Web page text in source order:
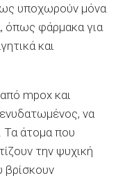
υποχωρούν μόνα
όπως φάρμακα για
και
mpox και
να
Τα άτομα που
την ψυχική
βρίσκουν